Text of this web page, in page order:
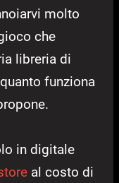
molto
che
libreria di
funziona
in digitale
al costo di